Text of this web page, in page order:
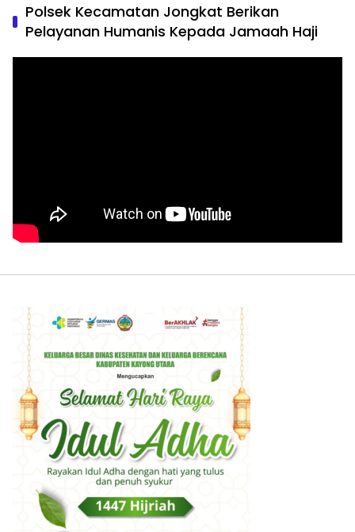
Polsek Kecamatan Jongkat Berikan
Pelayanan Humanis Kepada Jamaah Haji